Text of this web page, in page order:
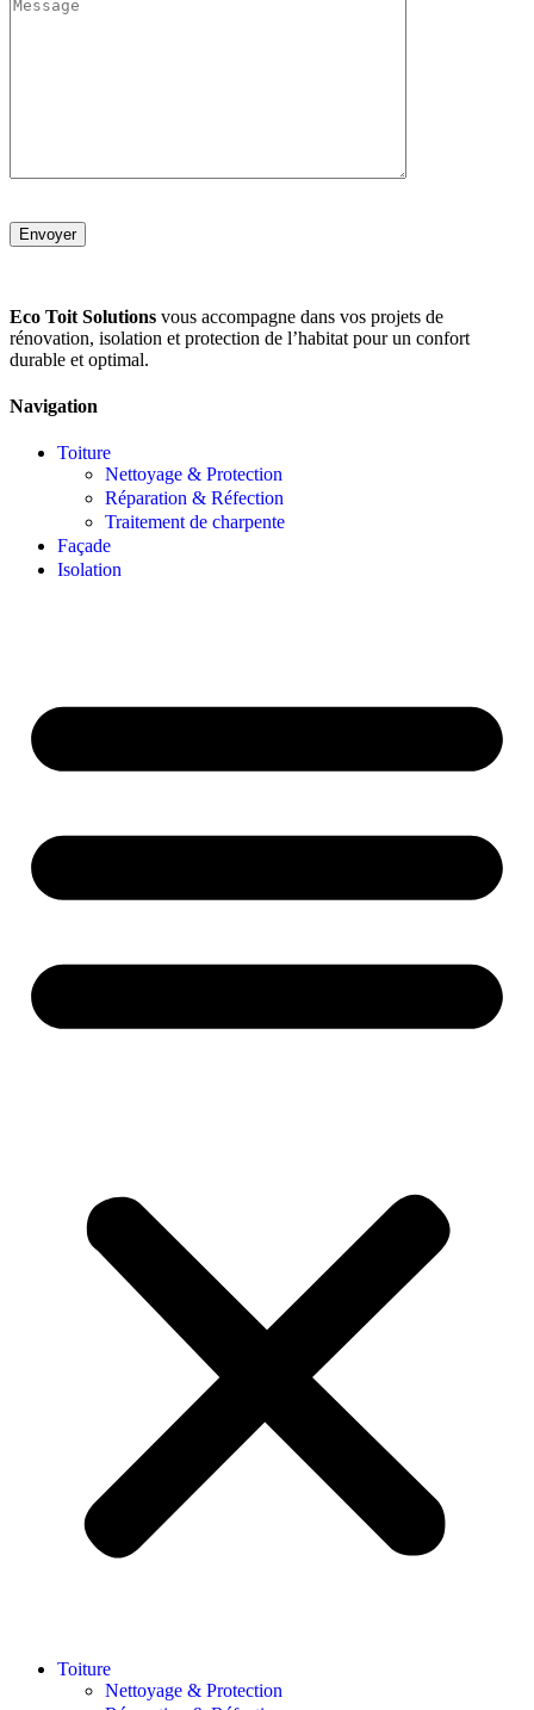
Eco Toit Solutions vous accompagne dans vos projets de
rénovation, isolation et protection de l’habitat pour un confort
durable et optimal.
Navigation
Toiture
Nettoyage & Protection
Réparation & Réfection
Traitement de charpente
Façade
Isolation
Toiture
Nettoyage & Protection